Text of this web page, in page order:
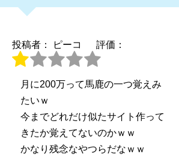
投稿者： ピーコ 評価：
月に200万って馬鹿の一つ覚えみ
たいｗ
今までどれだけ似たサイト作って
きたか覚えてないのかｗｗ
かなり残念なやつらだなｗｗ